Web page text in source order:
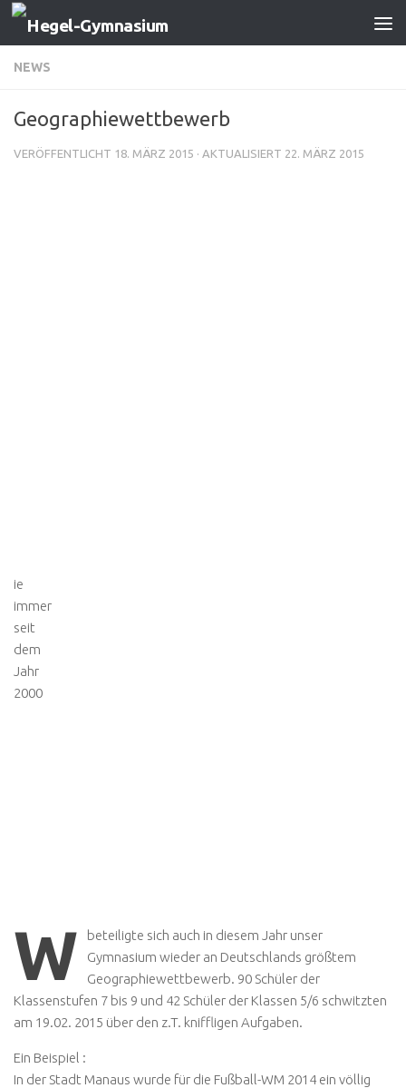
Zum Inhalt springen
NEWS
Geographiewettbewerb
VERÖFFENTLICHT 18. MÄRZ 2015 · AKTUALISIERT 22. MÄRZ 2015
W
ie
immer
seit
dem
Jahr
2000
beteiligte sich auch in diesem Jahr unser
Gymnasium wieder an Deutschlands größtem
Geographiewettbewerb. 90 Schüler der
Klassenstufen 7 bis 9 und 42 Schüler der Klassen 5/6 schwitzten
am 19.02. 2015 über den z.T. kniffligen Aufgaben.
Ein Beispiel :
In der Stadt Manaus wurde für die Fußball-WM 2014 ein völlig